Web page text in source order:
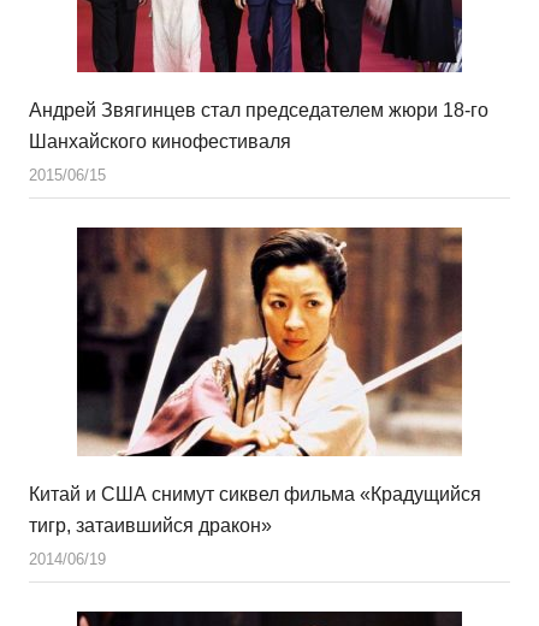
Андрей Звягинцев стал председателем жюри 18-го
Шанхайского кинофестиваля
2015/06/15
Китай и США снимут сиквел фильма «Крадущийся
тигр, затаившийся дракон»
2014/06/19